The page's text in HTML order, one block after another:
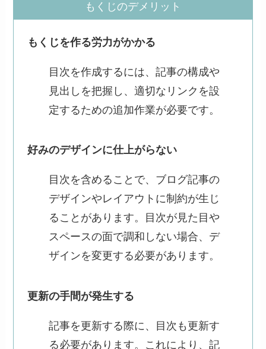
もくじのデメリット
もくじを作る労力がかかる
目次を作成するには、記事の構成や
見出しを把握し、適切なリンクを設
定するための追加作業が必要です。
好みのデザインに仕上がらない
目次を含めることで、ブログ記事の
デザインやレイアウトに制約が生じ
ることがあります。目次が見た目や
スペースの面で調和しない場合、デ
ザインを変更する必要があります。
更新の手間が発生する
記事を更新する際に、目次も更新す
る必要があります。これにより、記